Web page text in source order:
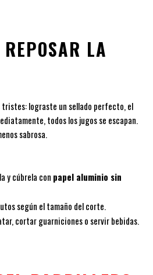
LA
tristes: lograste un sellado perfecto, el
todos los jugos se escapan.
sabrosa.
y cúbrela con papel aluminio sin
según el tamaño del corte.
cortar guarniciones o servir bebidas.